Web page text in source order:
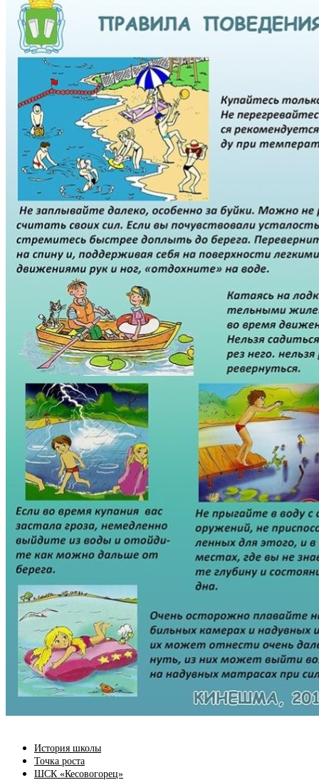
История школы
Точка роста
ШСК «Кесовогорец»